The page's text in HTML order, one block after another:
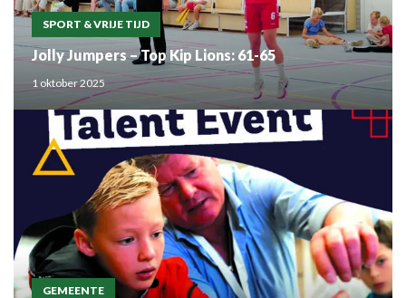
SPORT & VRIJE TIJD
Jolly Jumpers – Top Kip Lions: 61-65
1 oktober 2025
GEMEENTE